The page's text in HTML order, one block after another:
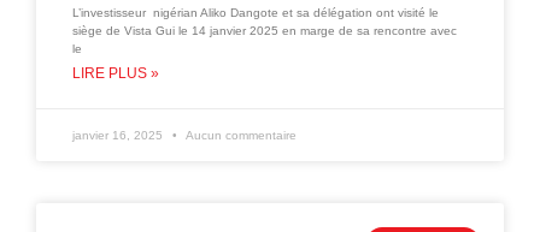
L’investisseur nigérian Aliko Dangote et sa délégation ont visité le
siège de Vista Gui le 14 janvier 2025 en marge de sa rencontre avec
le
LIRE PLUS »
janvier 16, 2025 Aucun commentaire